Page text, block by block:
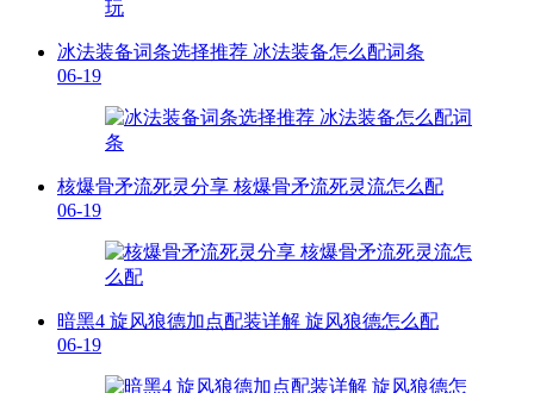
冰法装备词条选择推荐 冰法装备怎么配词条
06-19
核爆骨矛流死灵分享 核爆骨矛流死灵流怎么配
06-19
暗黑4 旋风狼德加点配装详解 旋风狼德怎么配
06-19